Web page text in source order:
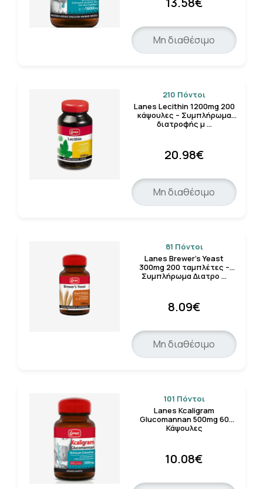
Μη διαθέσιμο
210 Πόντοι
Lanes Lecithin 1200mg 200
κάψουλες – Συμπλήρωμα
διατροφής μ …
20.98€
Μη διαθέσιμο
81 Πόντοι
Lanes Brewer’s Yeast
300mg 200 ταμπλέτες –
Συμπλήρωμα Διατρο …
8.09€
Μη διαθέσιμο
101 Πόντοι
Lanes Kcaligram
Glucomannan 500mg 60
Κάψουλες
10.08€